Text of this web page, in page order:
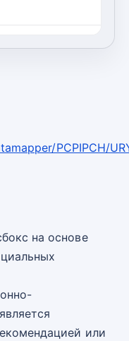
PCPIPCH/
на основе
или